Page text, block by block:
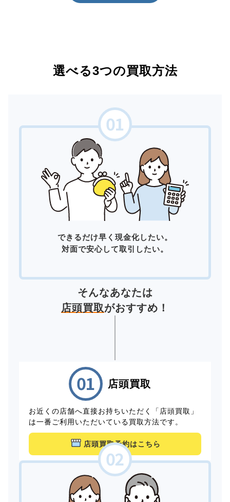
選べる3つの買取方法
できるだけ早く現金化したい。
対面で安心して取引したい。
そんなあなたは
店頭買取がおすすめ！
店頭買取
お近くの店舗へ直接お持ちいただく「店頭買取」
は一番ご利用いただいている買取方法です。
店頭買取予約はこちら